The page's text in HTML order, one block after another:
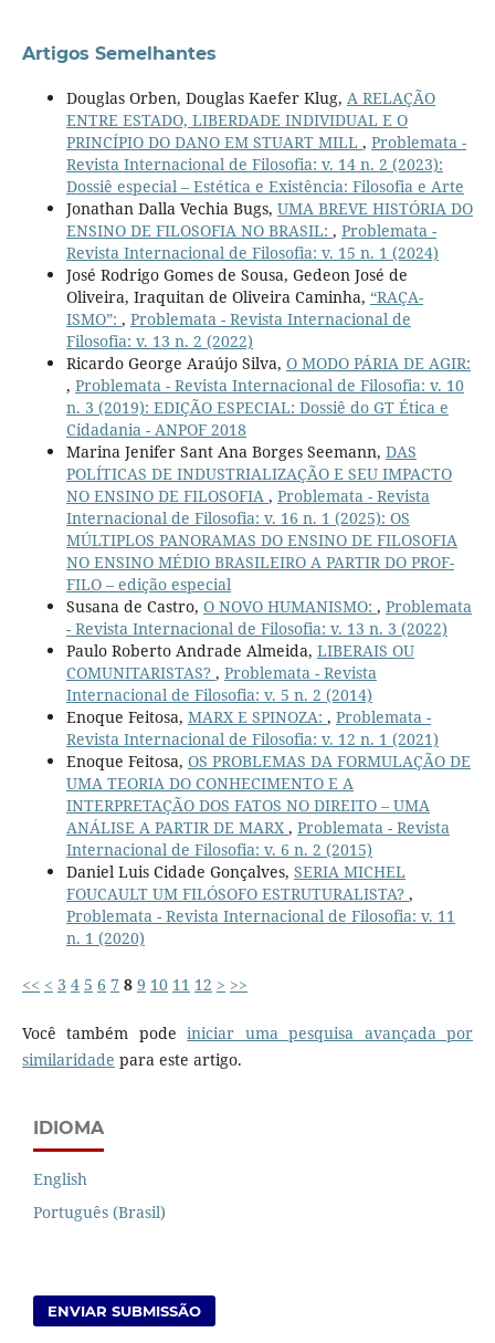
Artigos Semelhantes
Douglas Orben, Douglas Kaefer Klug, A RELAÇÃO
ENTRE ESTADO, LIBERDADE INDIVIDUAL E O
PRINCÍPIO DO DANO EM STUART MILL , Problemata -
Revista Internacional de Filosofia: v. 14 n. 2 (2023):
Dossiê especial – Estética e Existência: Filosofia e Arte
Jonathan Dalla Vechia Bugs, UMA BREVE HISTÓRIA DO
ENSINO DE FILOSOFIA NO BRASIL: , Problemata -
Revista Internacional de Filosofia: v. 15 n. 1 (2024)
José Rodrigo Gomes de Sousa, Gedeon José de
Oliveira, Iraquitan de Oliveira Caminha, “RAÇA-
ISMO”: , Problemata - Revista Internacional de
Filosofia: v. 13 n. 2 (2022)
Ricardo George Araújo Silva, O MODO PÁRIA DE AGIR:
, Problemata - Revista Internacional de Filosofia: v. 10
n. 3 (2019): EDIÇÃO ESPECIAL: Dossiê do GT Ética e
Cidadania - ANPOF 2018
Marina Jenifer Sant Ana Borges Seemann, DAS
POLÍTICAS DE INDUSTRIALIZAÇÃO E SEU IMPACTO
NO ENSINO DE FILOSOFIA , Problemata - Revista
Internacional de Filosofia: v. 16 n. 1 (2025): OS
MÚLTIPLOS PANORAMAS DO ENSINO DE FILOSOFIA
NO ENSINO MÉDIO BRASILEIRO A PARTIR DO PROF-
FILO – edição especial
Susana de Castro, O NOVO HUMANISMO: , Problemata
- Revista Internacional de Filosofia: v. 13 n. 3 (2022)
Paulo Roberto Andrade Almeida, LIBERAIS OU
COMUNITARISTAS? , Problemata - Revista
Internacional de Filosofia: v. 5 n. 2 (2014)
Enoque Feitosa, MARX E SPINOZA: , Problemata -
Revista Internacional de Filosofia: v. 12 n. 1 (2021)
Enoque Feitosa, OS PROBLEMAS DA FORMULAÇÃO DE
UMA TEORIA DO CONHECIMENTO E A
INTERPRETAÇÃO DOS FATOS NO DIREITO – UMA
ANÁLISE A PARTIR DE MARX , Problemata - Revista
Internacional de Filosofia: v. 6 n. 2 (2015)
Daniel Luis Cidade Gonçalves, SERIA MICHEL
FOUCAULT UM FILÓSOFO ESTRUTURALISTA? ,
Problemata - Revista Internacional de Filosofia: v. 11
n. 1 (2020)
<< < 3 4 5 6 7 8 9 10 11 12 > >>
Você também podeiniciar uma pesquisa avançada por
similaridade para este artigo.
IDIOMA
English
Português (Brasil)
ENVIAR SUBMISSÃO